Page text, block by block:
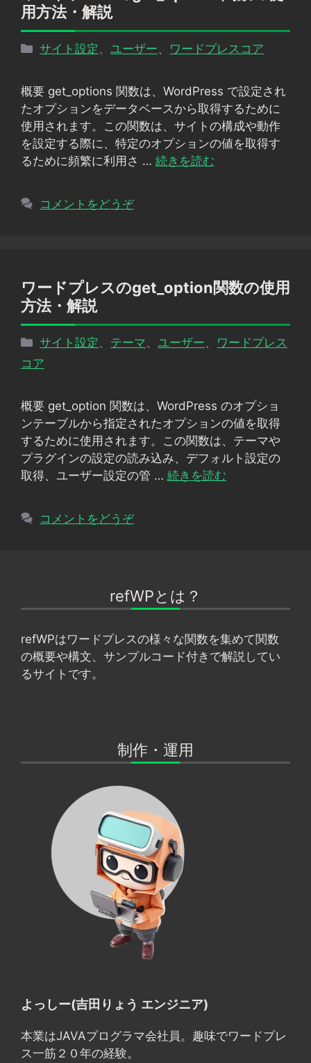
用方法・解説
カ
リ
ー
サイト設定 、ユーザー ワードプレスコア
概要 get_options 関数は、WordPress で設定され
たオプションをデータベースから取得するために
使用されます。この関数は、サイトの構成や動作
を設定する際に、特定のオプションの値を取得す
るために頻繁に利用さ … 続きを読む
コメントをどうぞ
ワードプレスのget_option関数の使用
方法・解説
カ
テ
ー
サイト設定 テーマ 、ユーザー
ワードプレス
コア
概要 get_option 関数は、WordPress のオプショ
ンテーブルから指定されたオプションの値を取得
するために使用されます。この関数は、テーマや
プラグインの設定の読み込み、デフォルト設定の
取得、ユーザー設定の管 … 続きを読む
コメントをどうぞ
refWPとは？
refWPはワードプレスの様々な関数を集めて関数
の概要や構文、サンプルコード付きで解説してい
るサイトです。
制作・運用
よっしー(吉田りょう エンジニア)
本業はJAVAプログラマ会社員。趣味でワードプレ
ス一筋２０年の経験。